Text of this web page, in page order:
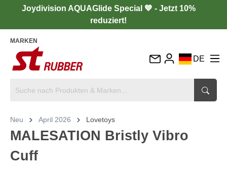
Joydivision AQUAGlide Special 💙 - Jetzt 10%
reduziert!
MARKEN
DE
IT
Neu April 2026 Lovetoys
MALESATION Bristly Vibro
Cuff